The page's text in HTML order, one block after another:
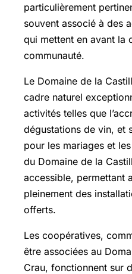
particulièrement
souvent associé à des
qui mettent en avant la
communauté.
Le Domaine de la
cadre naturel
activités telles que
dégustations de vin, et
pour les mariages et
du Domaine de la
accessible, permettant
pleinement des
offerts.
Les coopératives,
être associées au
Crau, fonctionnent sur